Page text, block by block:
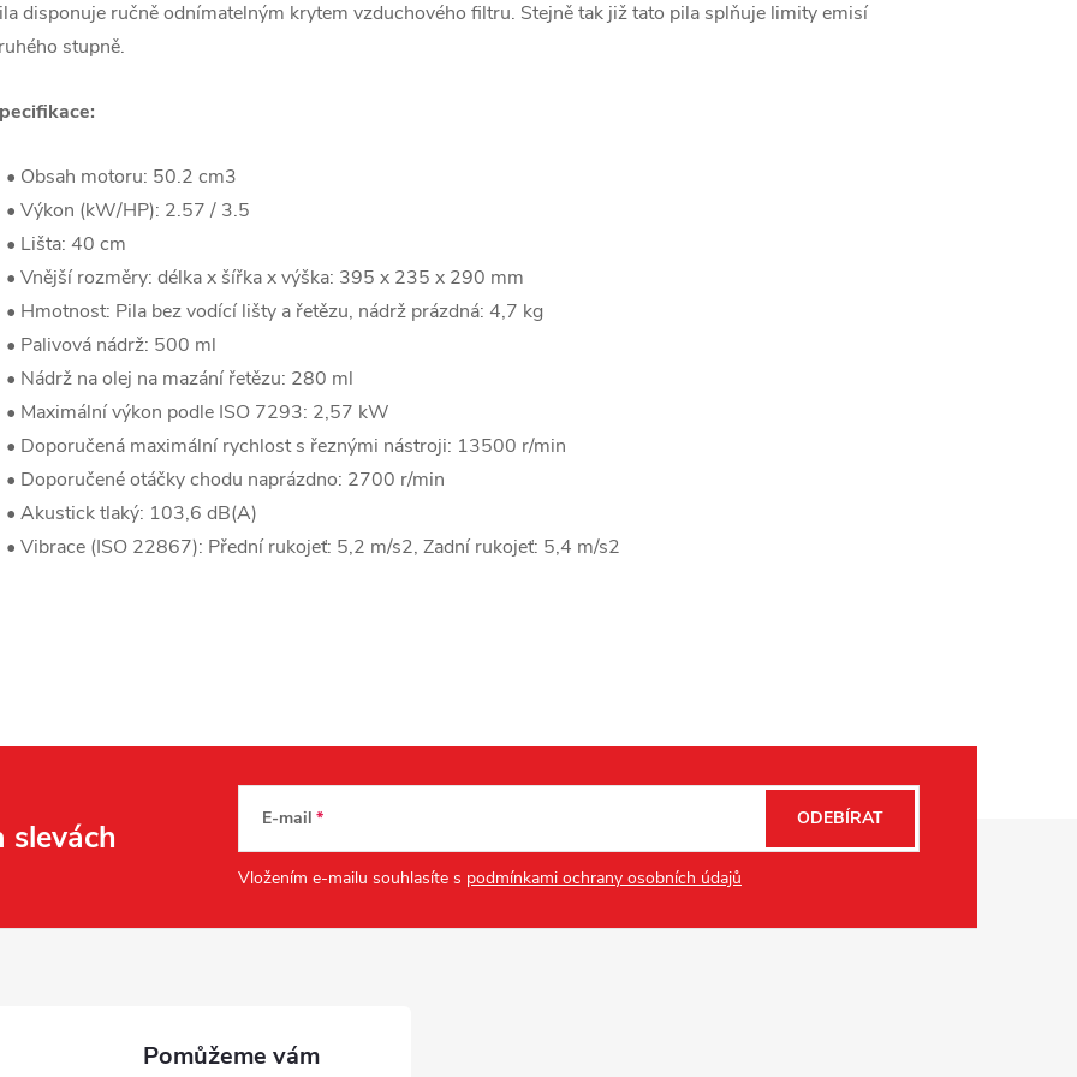
disponuje ručně odnímatelným krytem vzduchového filtru. Stejně tak již tato pila splňuje limity emisí
stupně.
• Obsah motoru: 50.2 cm3
• Výkon (kW/HP): 2.57 / 3.5
• Lišta: 40 cm
• Vnější rozměry: délka x šířka x výška: 395 x 235 x 290 mm
• Hmotnost: Pila bez vodící lišty a řetězu, nádrž prázdná: 4,7 kg
• Palivová nádrž: 500 ml
• Nádrž na olej na mazání řetězu: 280 ml
• Maximální výkon podle ISO 7293: 2,57 kW
• Doporučená maximální rychlost s řeznými nástroji: 13500 r/min
• Doporučené otáčky chodu naprázdno: 2700 r/min
• Akustick tlaký: 103,6 dB(A)
• Vibrace (ISO 22867): Přední rukojeť: 5,2 m/s2, Zadní rukojeť: 5,4 m/s2
slevách E-mail
Vložením e-mailu souhlasíte s podmínkami ochrany osobních údajů
ODEBÍRAT